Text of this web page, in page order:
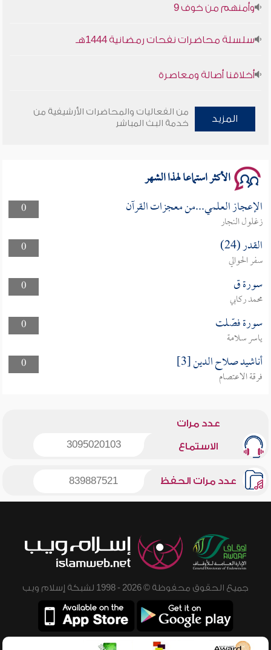
وأمنهم من خوف 9
سلسلة محاضرات نفحات رمضانية 1444هـ
أخلاقنا أصالة ومعاصرة
سلسلة محاضرات نفحات رمضانية 1444هـ
المزيد
من الفعاليات والمحاضرات الأرشيفية من
خدمة البث المباشر
الأكثر استماعا لهذا الشهر
0 الإعجاز العلمي...من معجزات القرآن
زغلول النجار
0
القدر (24)
سفر الحوالي
0
سورة ق
محمد ركابي
0
سورة فصّلت
ياسر سلامة
0
أناشيد صلاح الدين [3]
فرقة الاعتصام
عدد مرات
الاستماع 3095020103
عدد مرات الحفظ 839887521
جميع الحقوق محفوظة © 2026 - 1998 لشبكة إسلام ويب